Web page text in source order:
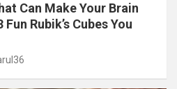
Can Make Your Brain
Rubik’s Cubes You